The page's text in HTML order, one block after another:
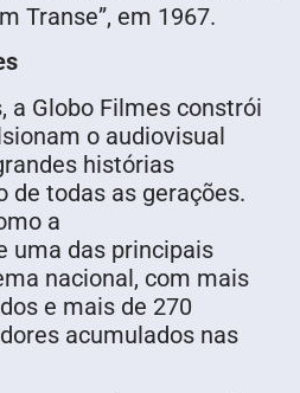
Transe”, em 1967.
a Globo Filmes constrói
o audiovisual
histórias
de todas as gerações.
a
uma das principais
nacional, com mais
e mais de 270
acumulados nas